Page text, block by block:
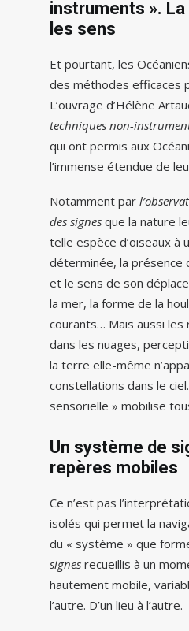
instruments ».
les sens
Et pourtant, les
des méthodes efficaces
L’ouvrage d’Hélène
techniques non-
qui ont permis aux
l’immense étendue de
Notamment par
des signes que la nature
telle espèce d’oiseaux à
déterminée, la présence
et le sens de son
la mer, la forme de la
courants… Mais aussi
dans les nuages,
la terre elle-même
constellations dans le
sensorielle » mobilise
Un système de
repères mobiles
Ce n’est pas
isolés qui permet la
du « système » que
signes recueillis à un
hautement mobile,
l’autre. D’un lieu à l’autre.